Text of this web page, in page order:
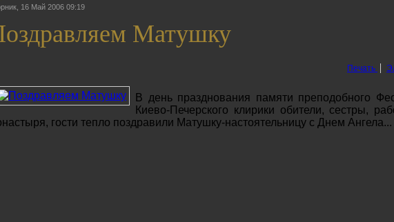
16 Май 2006 09:19
Матушку
Печать
В день празднования памяти преподобного
Киево-Печерского клирики обители, сестры,
гости тепло поздравили Матушку-настоятельницу с Днем Ангела...